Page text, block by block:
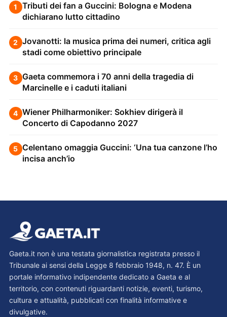
1
Tributi dei fan a Guccini: Bologna e Modena
dichiarano lutto cittadino
2 Jovanotti: la musica prima dei numeri, critica agli
stadi come obiettivo principale
3 Gaeta commemora i 70 anni della tragedia di
Marcinelle e i caduti italiani
4 Wiener Philharmoniker: Sokhiev dirigerà il
Concerto di Capodanno 2027
5 Celentano omaggia Guccini: ‘Una tua canzone l’ho
incisa anch’io
Gaeta.it non è una testata giornalistica registrata presso il
Tribunale ai sensi della Legge 8 febbraio 1948, n. 47. È un
portale informativo indipendente dedicato a Gaeta e al
territorio, con contenuti riguardanti notizie, eventi, turismo,
cultura e attualità, pubblicati con finalità informative e
divulgative.